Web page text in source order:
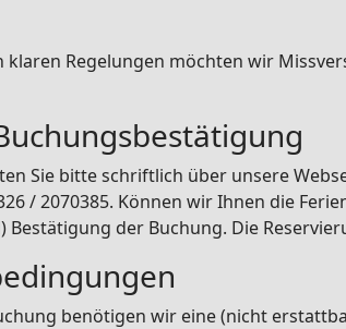
klaren Regelungen möchten wir
Sie bitte schriftlich über unsere
/ 2070385. Können wir Ihnen die
Bestätigung der Buchung. Die
benötigen wir eine (nicht